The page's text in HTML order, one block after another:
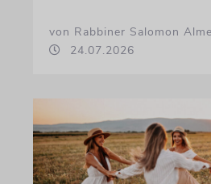
von Rabbiner Salomon
24.07.2026